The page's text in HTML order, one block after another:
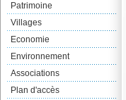
Patrimoine
Villages
Economie
Environnement
Associations
Plan d'accès